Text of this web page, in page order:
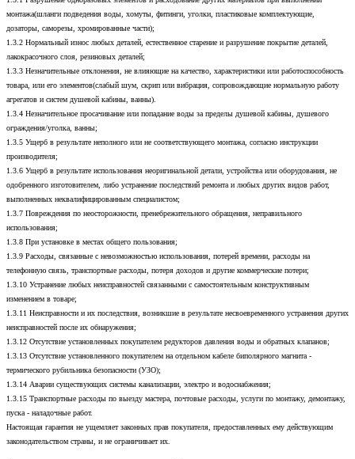
монтажа(шланги подведения воды, хомуты, фитинги, уголки, пластиковые комплектующие,
дозаторы, саморезы, хромированные части);
1.3.2 Нормальный износ любых деталей, естественное старение и разрушение покрытие деталей,
лакокрасочного слоя, резиновых деталей;
1.3.3 Незначительные отклонения, не влияющие на качество, характеристики или работоспособность
товара, или его элементов(слабый шум, скрип или вибрация, сопровождающие нормальную работу
агрегатов и систем душевой кабины, ванны).
1.3.4 Незначительное просачивание или попадание воды за пределы душевой кабины, душевого
ограждения/уголка, ванны;
1.3.5 Ущерб в результате неполного или не соответствующего монтажа, согласно инструкции
производителя;
1.3.6 Ущерб в результате использования неоригинальной детали, устройства или оборудования, не
одобренного изготовителем, либо устранение последствий ремонта и любых других видов работ,
выполненных неквалифицированным специалистом;
1.3.7 Повреждения по неосторожности, пренебрежительного обращения, неправильного
использования;
1.3.8 При установке в местах общего пользования;
1.3.9 Расходы, связанные с невозможностью использования, потерей времени, расходы на
телефонную связь, транспортные расходы, потеря доходов и другие коммерческие потери;
1.3.10 Устранение любых неисправностей связанными с самостоятельным конструктивным
изменением в товаре;
1.3.11 Неисправности и их последствия, возникшие в результате несвоевременного устранения других
неисправностей после их обнаружения;
1.3.12 Отсутствие установленных покупателем редукторов давления воды и обратных клапанов;
1.3.13 Отсутствие установленного покупателем на отдельном кабеле биполярного магнита -
термического рубильника безопасности (УЗО);
1.3.14 Аварии существующих системы канализации, электро и водоснабжения;
1.3.15 Транспортные расходы по выезду мастера, почтовые расходы, услуги по монтажу, демонтажу,
пуска - наладочные работ.
Настоящая гарантия не ущемляет законных прав покупателя, предоставленных ему действующим
законодательством страны, и не ограничивает их.